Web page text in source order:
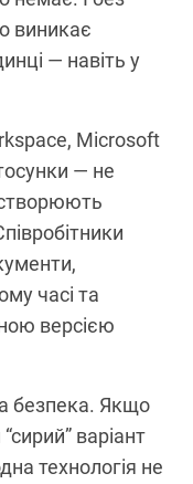
виникає
— навіть у
Microsoft
— не
часі та
версією
безпека. Якщо
варіант
технологія не